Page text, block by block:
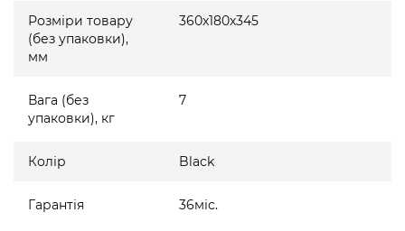
Розміри товару
(без упаковки),
мм
360x180x345
Вага (без
упаковки), кг
7
Колір Black
Гарантія 36міс.